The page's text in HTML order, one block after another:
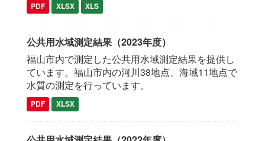
PDF XLSX XLS
公共用水域測定結果（2023年度）
福山市内で測定した公共用水域測定結果を提供し
ています。福山市内の河川38地点、海域11地点で
水質の測定を行っています。
PDF XLSX